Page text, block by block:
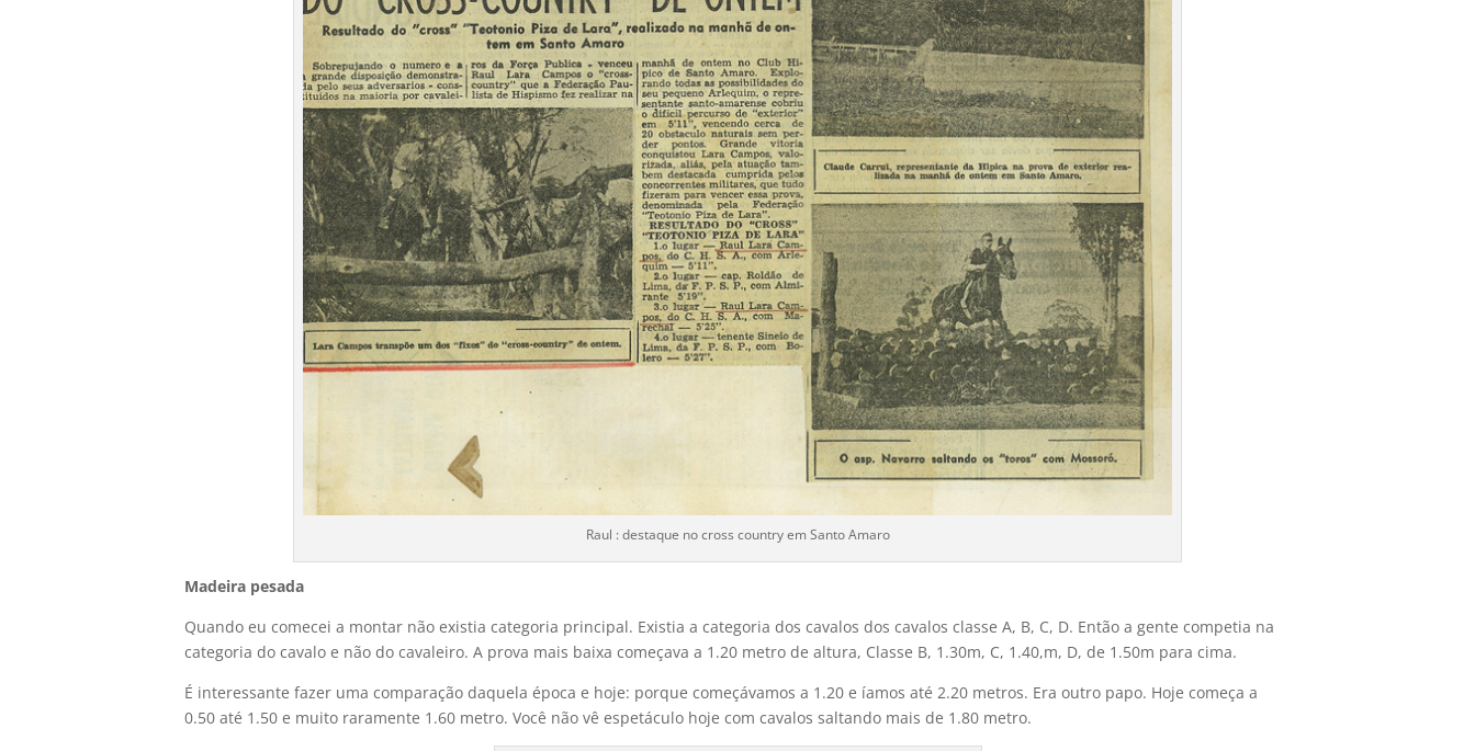
Raul : destaque no cross country em Santo Amaro
Madeira pesada
Quando eu comecei a montar não existia categoria principal. Existia a categoria dos cavalos dos cavalos classe A, B, C, D. Então a gente competia na
categoria do cavalo e não do cavaleiro. A prova mais baixa começava a 1.20 metro de altura, Classe B, 1.30m, C, 1.40,m, D, de 1.50m para cima.
É interessante fazer uma comparação daquela época e hoje: porque começávamos a 1.20 e íamos até 2.20 metros. Era outro papo. Hoje começa a
0.50 até 1.50 e muito raramente 1.60 metro. Você não vê espetáculo hoje com cavalos saltando mais de 1.80 metro.